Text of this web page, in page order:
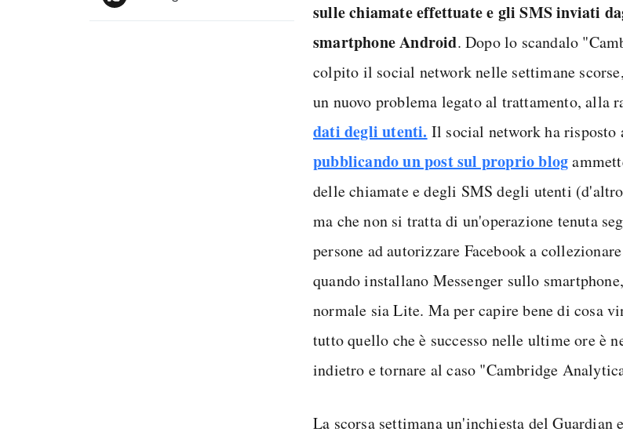
sulle chiamate effettuate e gli SMS inviati
smartphone Android. Dopo lo scandalo
colpito il social network nelle settimane
un nuovo problema legato al trattamento, alla
dati degli utenti. Il social network ha
pubblicando un post sul proprio blog
delle chiamate e degli SMS degli utenti
ma che non si tratta di un'operazione tenuta
persone ad autorizzare Facebook a
quando installano Messenger sullo
normale sia Lite. Ma per capire bene di cosa
tutto quello che è successo nelle ultime ore è
indietro e tornare al caso "Cambridge
La scorsa settimana un'inchiesta del Guardian